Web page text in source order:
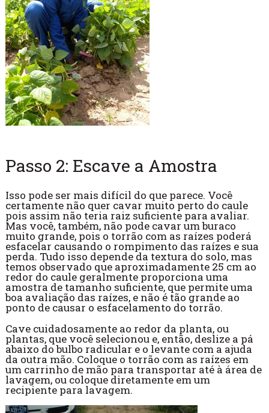
Passo 2: Escave a Amostra
Isso pode ser mais difícil do que parece. Você
certamente não quer cavar muito perto do caule
pois assim não teria raiz suficiente para avaliar.
Mas você, também, não pode cavar um buraco
muito grande, pois o torrão com as raízes poderá
esfacelar causando o rompimento das raízes e sua
perda. Tudo isso depende da textura do solo, mas
temos observado que aproximadamente 25 cm ao
redor do caule geralmente proporciona uma
amostra de tamanho suficiente, que permite uma
boa avaliação das raízes, e não é tão grande ao
ponto de causar o esfacelamento do torrão.
Cave cuidadosamente ao redor da planta, ou
plantas, que você selecionou e, então, deslize a pá
abaixo do bulbo radicular e o levante com a ajuda
da outra mão. Coloque o torrão com as raízes em
um carrinho de mão para transportar até à área de
lavagem, ou coloque diretamente em um
recipiente para lavagem.